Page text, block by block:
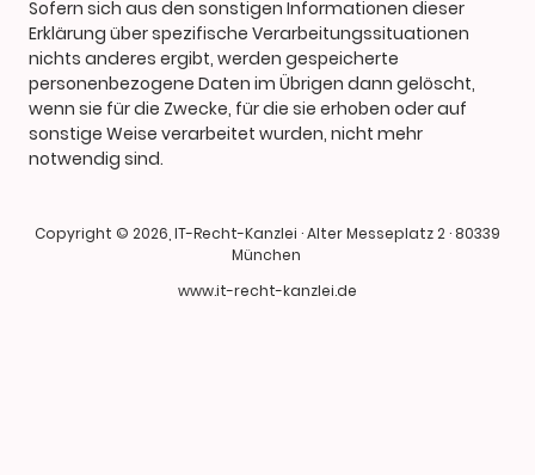
Sofern sich aus den sonstigen Informationen dieser
Erklärung über spezifische Verarbeitungssituationen
nichts anderes ergibt, werden gespeicherte
personenbezogene Daten im Übrigen dann gelöscht,
wenn sie für die Zwecke, für die sie erhoben oder auf
sonstige Weise verarbeitet wurden, nicht mehr
notwendig sind.
Copyright © 2026, IT-Recht-Kanzlei · Alter Messeplatz 2 · 80339
München
www.it-recht-kanzlei.de